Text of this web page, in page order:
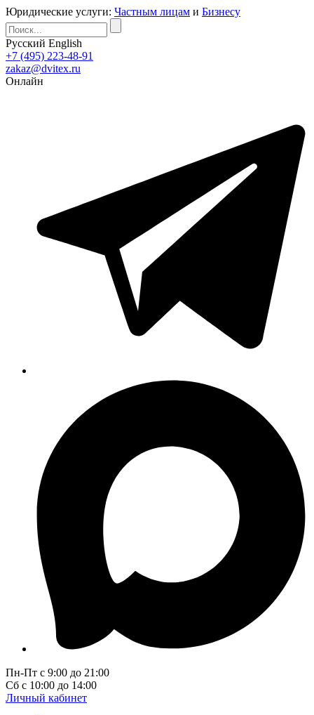
Юридические услуги: Частным лицам и Бизнесу
Русский English
+7 (495) 223-48-91
zakaz@dvitex.ru
Онлайн
Пн-Пт с 9:00 до 21:00
Сб с 10:00 до 14:00
Личный кабинет